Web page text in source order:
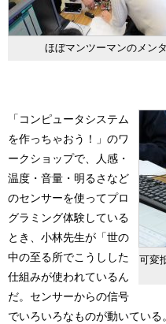
ほぼマンツーマンのメン
可変
「コンピュータシステム
を作っちゃおう！」のワ
ークショップで、人感・
温度・音量・明るさなど
のセンサーを使ってプロ
グラミング体験している
とき、小林先生が「世の
中の至る所でこうしした
仕組みが使われているん
だ。センサーからの信号
でいろいろなものが動いてい